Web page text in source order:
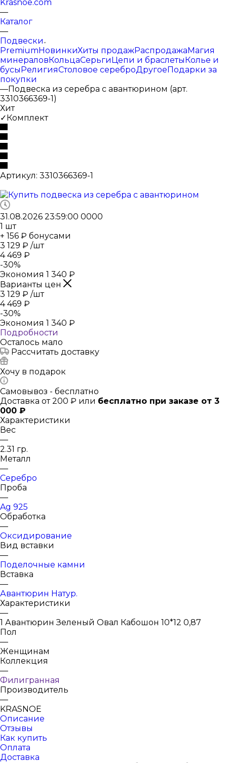
Krasnoe.com
—
Каталог
—
Подвески
PremiumНовинкиХиты продажРаспродажаМагия
минераловКольцаСерьгиЦепи и браслетыКолье и
бусыРелигияСтоловое сереброДругоеПодарки за
покупки
—Подвеска из серебра с авантюрином (арт.
3310366369-1)
Хит
✓Комплект
Артикул: 3310366369-1
31.08.2026 23:59:00 0000
1 шт
+ 156 ₽ бонусами
3 129 ₽ /шт
4 469 ₽
-30%
Экономия 1 340 ₽
Варианты цен
3 129 ₽ /шт
4 469 ₽
-30%
Экономия 1 340 ₽
Подробности
Осталось мало
Рассчитать доставку
Хочу в подарок
Самовывоз - бесплатно
Доставка от 200 ₽ или бесплатно при заказе от 3
000 ₽
Характеристики
Вес
—
2.31 гр.
Металл
—
Серебро
Проба
—
Ag 925
Обработка
—
Оксидирование
Вид вставки
—
Поделочные камни
Вставка
—
Авантюрин Натур.
Характеристики
—
1 Авантюрин Зеленый Овал Кабошон 10*12 0,87
Пол
—
Женщинам
Коллекция
—
Филигранная
Производитель
—
KRASNOE
Описание
Отзывы
Как купить
Оплата
Доставка